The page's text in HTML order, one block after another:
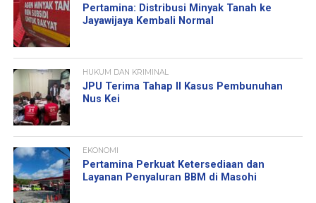
Pertamina: Distribusi Minyak Tanah ke
Jayawijaya Kembali Normal
HUKUM DAN KRIMINAL
JPU Terima Tahap II Kasus Pembunuhan
Nus Kei
EKONOMI
Pertamina Perkuat Ketersediaan dan
Layanan Penyaluran BBM di Masohi